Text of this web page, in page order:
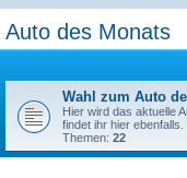
Auto des Monats
Wahl zum Auto
Hier wird das aktuelle
findet ihr hier ebenfalls.
Themen: 22